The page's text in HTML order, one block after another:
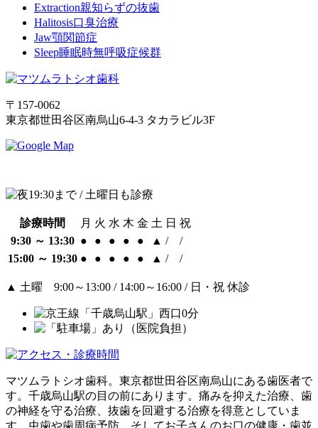
Extraction親知らずの抜歯
Halitosis口臭治療
Jaw顎関節症
Sleep睡眠時無呼吸症候群
〒157-0062
東京都世田谷区南烏山6-4-3 タカラビル3F
診療時間 月 火 水 木 金 土 日 祝
9:30 ～ 13:30 ● ● ● ● ● ▲ /
/
15:00 ～ 19:30 ● ● ● ● ● ▲ / /
▲ 土曜 9:00～13:00 / 14:00～16:00 / 日・祝 休診
マツムラトシオ歯科。東京都世田谷区南烏山にある歯医者で
す。千歳烏山駅の目の前にあります。痛みを抑えた治療、歯
の神経を守る治療、抜歯を回避する治療を得意としていま